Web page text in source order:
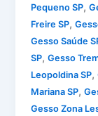
Pequeno SP,
Freire SP,
Gesso Saúde
SP,Gesso
Leopoldina SP,
Mariana SP,
Gesso Zona